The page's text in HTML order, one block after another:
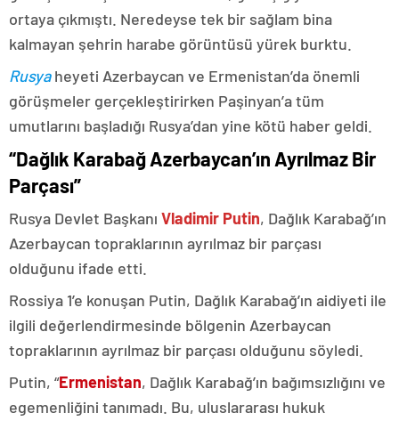
ortaya çıkmıştı. Neredeyse tek bir sağlam bina
kalmayan şehrin harabe görüntüsü yürek burktu.
Rusyaheyeti Azerbaycan ve Ermenistan’da önemli
görüşmeler gerçekleştirirken Paşinyan’a tüm
umutlarını başladığı Rusya’dan yine kötü haber geldi.
“Dağlık Karabağ Azerbaycan’ın Ayrılmaz Bir
Parçası”
Rusya Devlet Başkanı Vladimir Putin, Dağlık Karabağ’ın
Azerbaycan topraklarının ayrılmaz bir parçası
olduğunu ifade etti.
Rossiya 1’e konuşan Putin, Dağlık Karabağ’ın aidiyeti ile
ilgili değerlendirmesinde bölgenin Azerbaycan
topraklarının ayrılmaz bir parçası olduğunu söyledi.
Putin, “Ermenistan, Dağlık Karabağ’ın bağımsızlığını ve
egemenliğini tanımadı. Bu, uluslararası hukuk